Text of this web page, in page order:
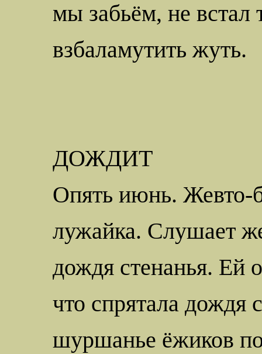
мы забьём, не встал
взбаламутить жуть.
ДОЖДИТ
Опять июнь. Жевто-
лужайка. Слушает
дождя стенанья. Ей
что спрятала дождя
шуршанье ёжиков